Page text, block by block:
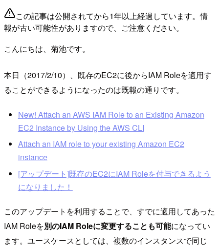
この記事は公開されてから1年以上経過しています。情
報が古い可能性がありますので、ご注意ください。
こんにちは、菊池です。
本日（2017/2/10）、既存のEC2に後からIAM Roleを適用す
ることができるようになったのは既報の通りです。
New! Attach an AWS IAM Role to an Existing Amazon
EC2 Instance by Using the AWS CLI
Attach an IAM role to your existing Amazon EC2
instance
[アップデート]既存のEC2にIAM Roleを付与できるよう
になりました！
このアップデートを利用することで、すでに適用してあった
IAM Roleを別のIAM Roleに変更することも可能になってい
ます。ユースケースとしては、複数のインスタンスで同じ